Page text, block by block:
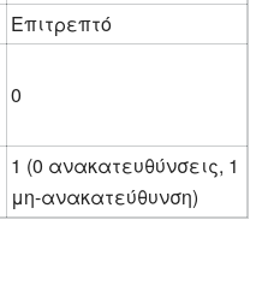
Επιτρεπτό
0
1 (0 ανακατευθύνσεις, 1
μη-ανακατεύθυνση)